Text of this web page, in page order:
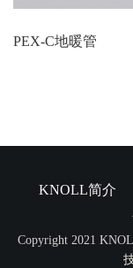
PEX-C地暖管
KNOLL简介
Copyright 2021